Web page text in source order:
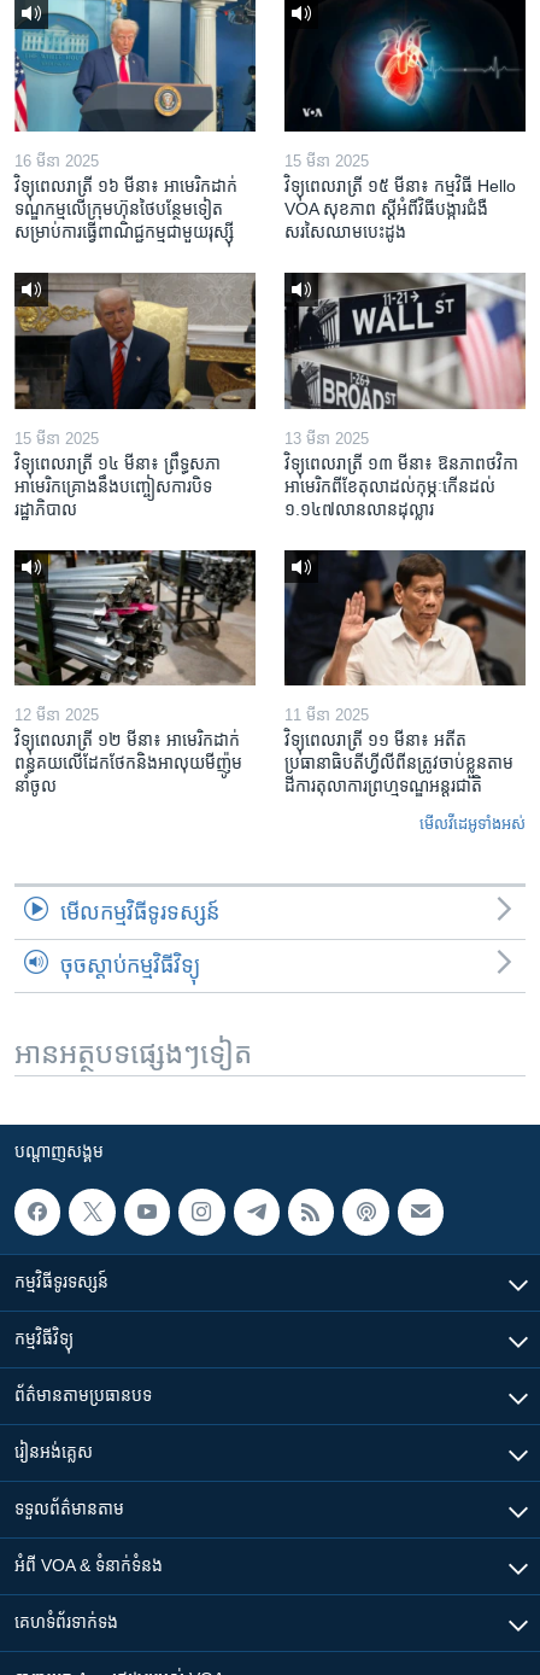
16 មីនា 2025
វិទ្យុពេលរាត្រី ១៦ មីនា៖ អាមេរិក​ដាក់​
ទណ្ឌកម្ម​លើ​ក្រុមហ៊ុន​ថៃ​បន្ថែម​ទៀត​
សម្រាប់​ការ​ធ្វើ​ពាណិជ្ជកម្ម​ជាមួយ​រុស្ស៊ី
15 មីនា 2025
វិទ្យុពេលរាត្រី ១៥ មីនា៖ កម្មវិធី ​Hello
VOA សុខភាព ស្ដី​អំពី​វិធី​បង្ការ​ជំងឺ​
សរសៃ​ឈាម​បេះដូង
15 មីនា 2025
វិទ្យុពេលរាត្រី ១៤ មីនា៖ ព្រឹទ្ធសភា
អាមេរិកគ្រោងនឹងបញ្ចៀសការបិទ
រដ្ឋាភិបាល
13 មីនា 2025
វិទ្យុពេលរាត្រី ១៣ មីនា៖ ឱនភាព​ថវិកា​
អាមេរិក​ពី​ខែ​តុលា​ដល់​កុម្ភៈ​កើន​ដល់​
១.១៤៧​លានលាន​ដុល្លារ
12 មីនា 2025
វិទ្យុពេលរាត្រី ១២ មីនា៖ អាមេរិក​ដាក់​
ពន្ធគយ​លើ​ដែកថែក​និង​អាលុយ​មីញ៉ូម​
នាំចូល
11 មីនា 2025
វិទ្យុពេលរាត្រី ១១ មីនា៖ អតីត​
ប្រធានាធិបតីហ្វីលីពីន​ត្រូវ​ចាប់ខ្លួនតាម
ដីការ​តុលាការ​ព្រហ្មទណ្ឌ​អន្តរជាតិ
មើល​វីដេអូ​ទាំង​អស់
មើល​កម្មវិធី​ទូរទស្សន៍
ចុចស្តាប់កម្មវិធីវិទ្យុ
អានអត្ថបទផ្សេងៗទៀត
បណ្តាញ​សង្គម
កម្មវិធី​ទូរទស្សន៍
កម្មវិធី​វិទ្យុ
ព័ត៌មាន​តាមប្រធានបទ​
រៀន​​អង់គ្លេស
ទទួល​ព័ត៌មាន​តាម
អំពី​ VOA & ទំនាក់ទំនង
គេហទំព័រ​​ទាក់ទង